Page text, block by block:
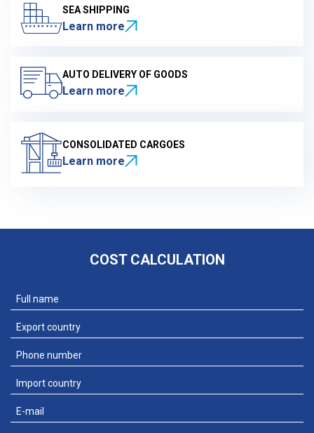
SEA SHIPPING
Learn more
AUTO DELIVERY OF GOODS
Learn more
CONSOLIDATED CARGOES
Learn more
COST CALCULATION